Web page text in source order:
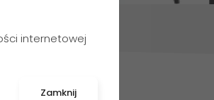
internetowej
Zamknij